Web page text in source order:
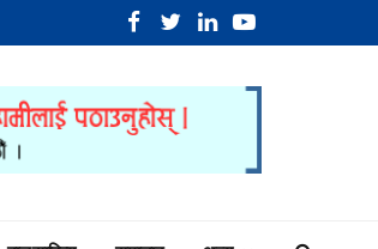
Facebook
TwitterLinkedInYouTube